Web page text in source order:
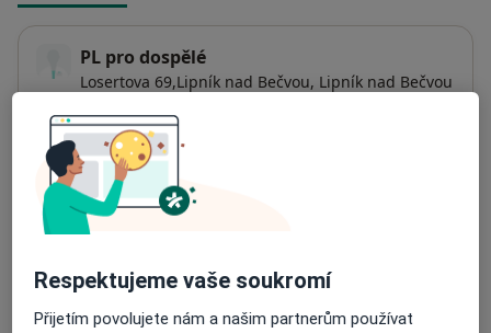
PL pro dospělé
Losertova 69,Lipník nad Bečvou, Lipník nad Bečvou
Dostupnost
Na této adrese online kalendář není aktivní
Co mám v takové situaci udělat?
Respektujeme vaše soukromí
Přijetím povolujete nám a našim partnerům používat